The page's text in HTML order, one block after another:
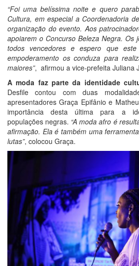
“Foi uma belíssima noite e quero
Cultura, em especial a Coordenadoria
organização do evento. Aos
apoiarem o Concurso Beleza Negra. Os
todos vencedores e espero que
empoderamento os conduza para
maiores”, afirmou a vice-prefeita Juliana
A moda faz parte da identidade
Desfile contou com duas
apresentadores Graça Epifânio e
importância desta última para a
populações negras. “A moda afro é
afirmação. Ela é também uma
lutas”, colocou Graça.